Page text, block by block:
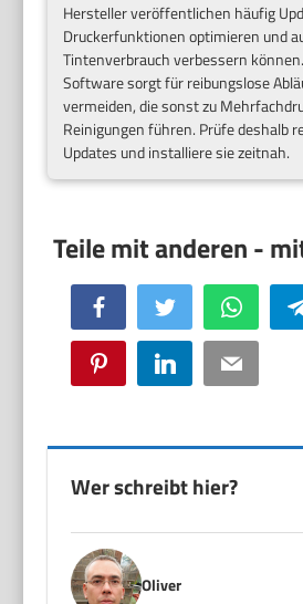
Hersteller veröffentlichen häufig
Druckerfunktionen optimieren und
Tintenverbrauch verbessern
Software sorgt für reibungslose
vermeiden, die sonst zu
Reinigungen führen. Prüfe deshalb
Updates und installiere sie zeitnah.
Facebook Twitter WhatsApp
Pinterest LinkedIn Email
Wer schreibt hier?
Oliver